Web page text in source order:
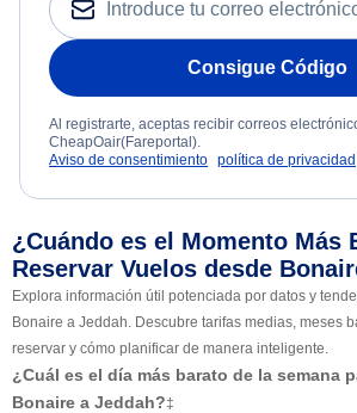
Consigue Código
Al registrarte, aceptas recibir correos
CheapOair(Fareportal).
Aviso de consentimiento política de privacidad
¿Cuándo es el Momento Más
Reservar Vuelos desde
Explora información útil potenciada por datos y
Bonaire a Jeddah. Descubre tarifas medias, meses
reservar y cómo planificar de manera inteligente.
¿Cuál es el día más barato de la semana
Bonaire a Jeddah?‡